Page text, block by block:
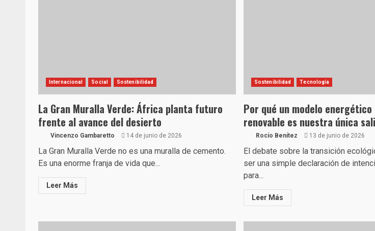
Internacional Social Sostenibilidad
La Gran Muralla Verde: África planta futuro
frente al avance del desierto
Vincenzo Gambaretto 14 de junio de 2026
La Gran Muralla Verde no es una muralla de cemento.
Es una enorme franja de vida que...
Leer Más
Sostenibilidad Tecnología
Por qué un modelo
renovable es nuestra única
Rocío Benítez 13 de junio de 2026
El debate sobre la transición
ser una simple declaración de
para...
Leer Más